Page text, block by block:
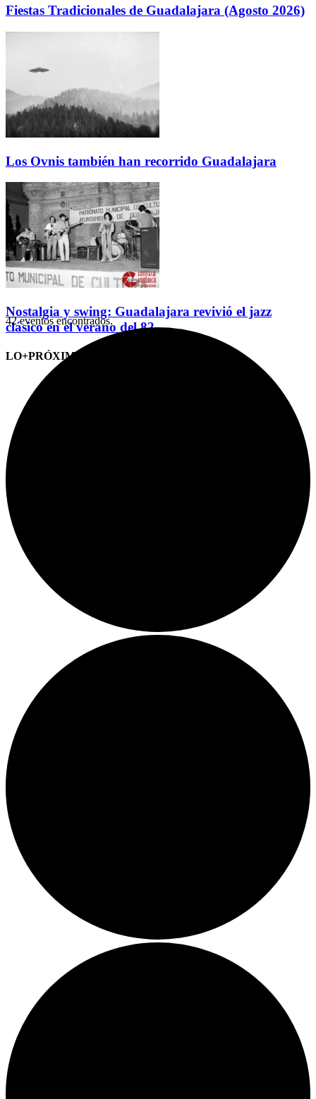
Fiestas Tradicionales de Guadalajara (Agosto 2026)
Los Ovnis también han recorrido Guadalajara
Nostalgia y swing: Guadalajara revivió el jazz
clásico en el verano del 82
LO+PRÓXIMO (CITAS)
42 eventos encontrados.